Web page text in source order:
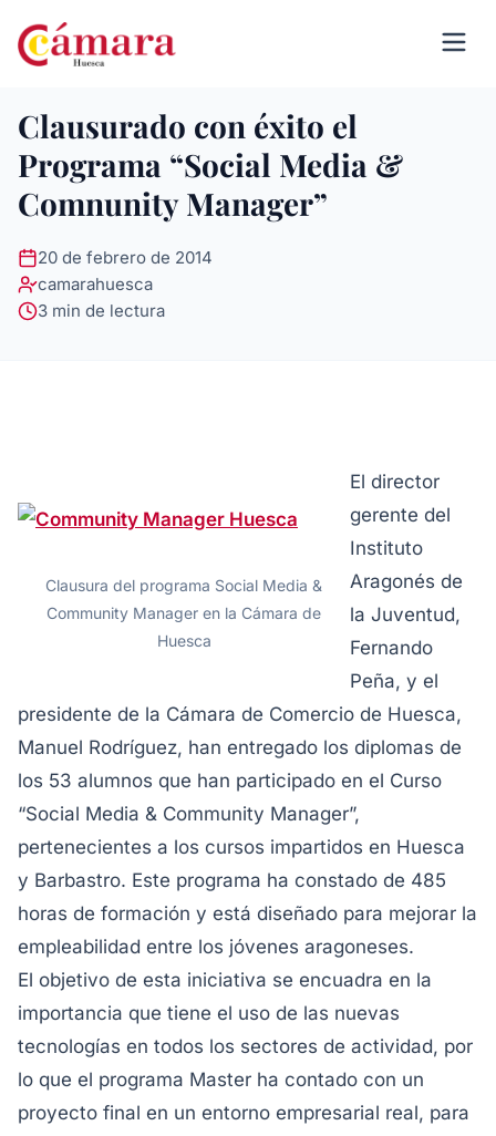
Clausurado con éxito el
Programa “Social Media &
Comnunity Manager”
20 de febrero de 2014
camarahuesca
3 min de lectura
Clausura del programa Social Media &
Community Manager en la Cámara de
Huesca
El director
gerente del
Instituto
Aragonés de
la Juventud,
Fernando
Peña, y el
presidente de la Cámara de Comercio de Huesca,
Manuel Rodríguez, han entregado los diplomas de
los 53 alumnos que han participado en el Curso
“Social Media & Community Manager”,
pertenecientes a los cursos impartidos en Huesca
y Barbastro. Este programa ha constado de 485
horas de formación y está diseñado para mejorar la
empleabilidad entre los jóvenes aragoneses.
El objetivo de esta iniciativa se encuadra en la
importancia que tiene el uso de las nuevas
tecnologías en todos los sectores de actividad, por
lo que el programa Master ha contado con un
proyecto final en un entorno empresarial real, para